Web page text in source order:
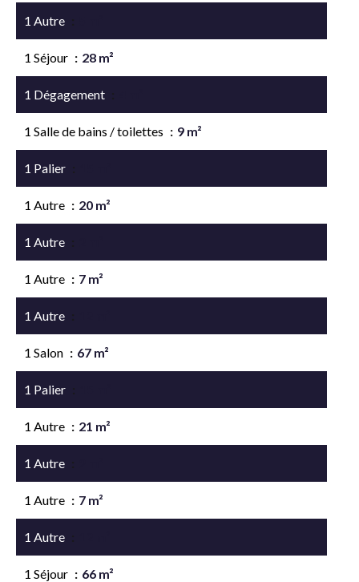
1 Autre
1 Séjour 28 m²
1 Dégagement
1 Salle de bains / toilettes 9 m²
1 Palier
1 Autre 20 m²
1 Autre
1 Autre 7 m²
1 Autre
1 Salon 67 m²
1 Palier
1 Autre 21 m²
1 Autre
1 Autre 7 m²
1 Autre
1 Séjour 66 m²